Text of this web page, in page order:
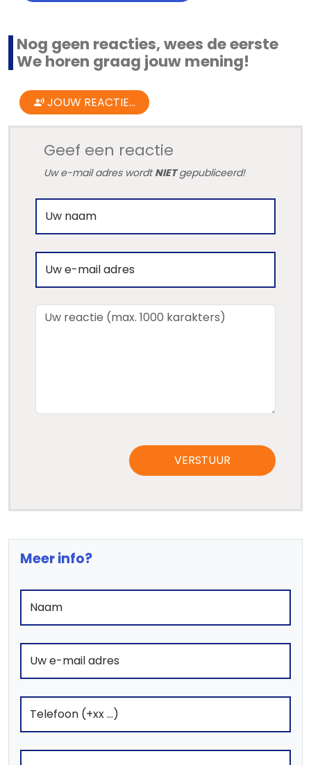
Nog geen reacties, wees de eerste
We horen graag jouw mening!
JOUW REACTIE...
Geef een reactie
Uw e-mail adres wordtNIETgepubliceerd!
VERSTUUR
Meer info?